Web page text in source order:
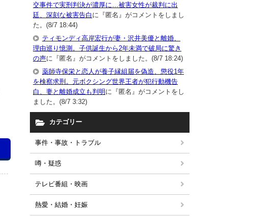
交事件で実刑判決が濃厚に…被害女性が裁判に出
廷、深刻な被害告白 に『匿名』がコメントをしまし
た。(8/7 18:44)
ティモンディ高岸宏行が妻・沢井美優と離婚、
理由巡り憶測。子供誕生から2年未満で破局に驚き
の声に『匿名』がコメントをしました。(8/7 18:24)
薬師寺保栄と恋人が養子縁組届を偽造、懲役1年
を検察求刑。元ボクシング世界王者が犯行動機告
白、妻と離婚成立も判明に『匿名』がコメントをし
ました。(8/7 3:32)
カテゴリー
事件・事故・トラブル
噂・疑惑
テレビ番組・映画
熱愛・結婚・妊娠